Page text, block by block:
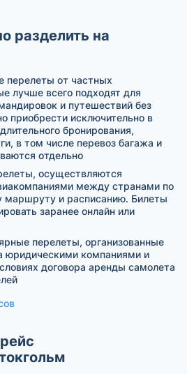
разделить на
перелеты от частных
лучше всего подходят для
и путешествий без
приобрести исключительно в
бронирования,
в том числе перевоз багажа и
отдельно
осуществляются
между странами по
маршруту и расписанию. Билеты
заранее онлайн или
перелеты, организованные
юридическими компаниями и
договора аренды самолета